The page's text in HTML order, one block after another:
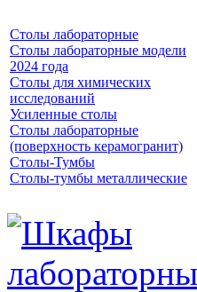
Столы лабораторные
Столы лабораторные модели
2024 года
Столы для химических
исследований
Усиленные столы
Столы лабораторные
(поверхность керамогранит)
Столы-Тумбы
Столы-тумбы металлические